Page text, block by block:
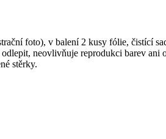
foto), v balení 2 kusy fólie, čistící
neovlivňuje reprodukci barev
stěrky.